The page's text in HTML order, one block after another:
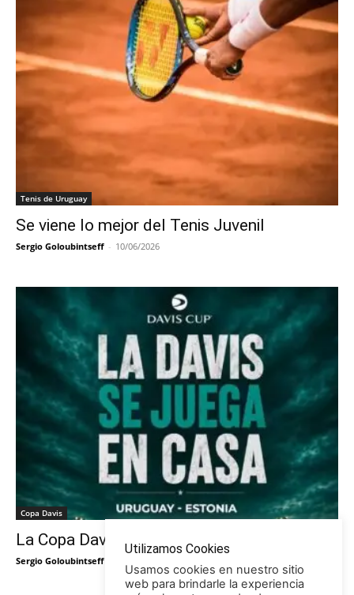
Tenis de Uruguay
Se viene lo mejor del Tenis Juvenil
Sergio Goloubintseff - 10/06/2026
Copa Davis
La Copa Davis vuelve al Círculo
Sergio Goloubintseff
Utilizamos Cookies
Usamos cookies en nuestro sitio
web para brindarle la experiencia